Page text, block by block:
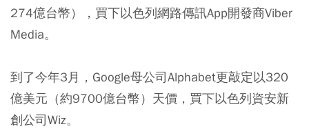
274億台幣），買下以色列網路傳訊App開發商Viber
Media。
到了今年3月，Google母公司Alphabet更敲定以320
億美元（約9700億台幣）天價，買下以色列資安新
創公司Wiz。